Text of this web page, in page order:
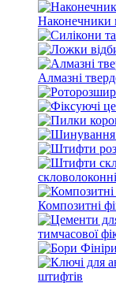
Наконечники
Алмазні
Композитні
тимчасової
штифтів